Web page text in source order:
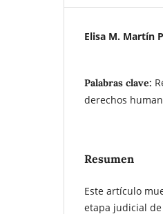
Elisa M. Martín
Palabras clave:
derechos
Resumen
Este artículo
etapa judicial